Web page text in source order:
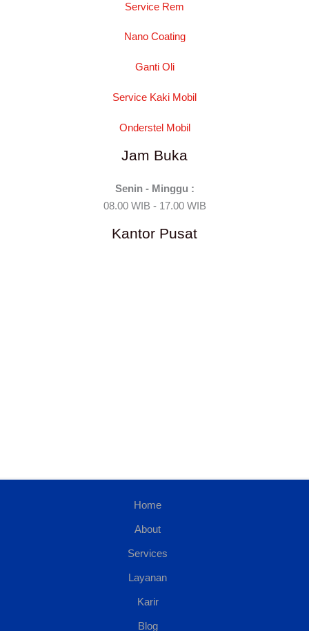
Service Rem
Nano Coating
Ganti Oli
Service Kaki Mobil
Onderstel Mobil
Jam Buka
Senin - Minggu :
08.00 WIB - 17.00 WIB
Kantor Pusat
Home
About
Services
Layanan
Karir
Blog